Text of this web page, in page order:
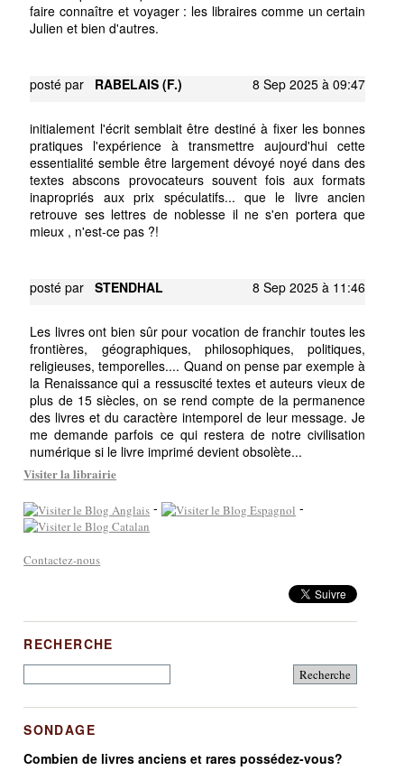
faire connaître et voyager : les libraires comme un certain
Julien et bien d'autres.
posté par RABELAIS (F.) 8 Sep 2025 à 09:47
initialement l'écrit semblait être destiné à fixer les bonnes
pratiques l'expérience à transmettre aujourd'hui cette
essentialité semble être largement dévoyé noyé dans des
textes abscons provocateurs souvent fois aux formats
inapropriés aux prix spéculatifs... que le livre ancien
retrouve ses lettres de noblesse il ne s'en portera que
mieux , n'est-ce pas ?!
posté parSTENDHAL 8 Sep 2025 à 11:46
Les livres ont bien sûr pour vocation de franchir toutes les
frontières, géographiques, philosophiques, politiques,
religieuses, temporelles.... Quand on pense par exemple à
la Renaissance qui a ressuscité textes et auteurs vieux de
plus de 15 siècles, on se rend compte de la permanence
des livres et du caractère intemporel de leur message. Je
me demande parfois ce qui restera de notre civilisation
numérique si le livre imprimé devient obsolète...
Visiter la librairie
- -
Contactez-nous
RECHERCHE
SONDAGE
Combien de livres anciens et rares possédez-vous?